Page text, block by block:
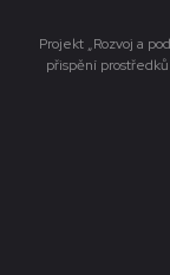
Projekt „Rozvoj a
přispění